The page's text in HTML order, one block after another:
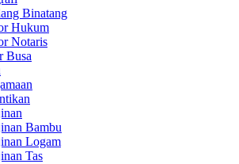
Binatang
Hukum
Notaris
Busa
Bambu
Logam
Tas